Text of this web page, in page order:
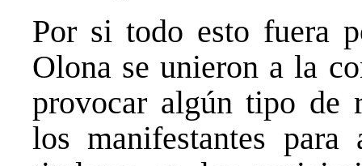
Por si todo esto fuera
Olona se unieron a la
provocar algún tipo de
los manifestantes